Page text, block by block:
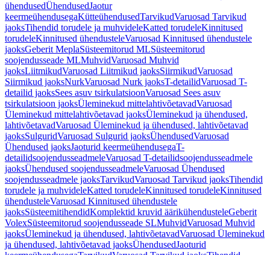
ühendusedÜhendusedJaotur
keermeühendusegaKütteühendusedTarvikudVaruosad Tarvikud
jaoksTihendid torudele ja muhvideleKatted torudeleKinnitused
torudeleKinnitused ühendusteleVaruosad Kinnitused ühendustele
jaoksGeberit MeplaSüsteemitorud MLSüsteemitorud
soojendusseade MLMuhvidVaruosad Muhvid
jaoksLiitmikudVaruosad Liitmikud jaoksSiirmikudVaruosad
Siirmikud jaoksNurkVaruosad Nurk jaoksT-detailidVaruosad T-
detailid jaoksSees asuv tsirkulatsioonVaruosad Sees asuv
tsirkulatsioon jaoksÜleminekud mittelahtivõetavadVaruosad
Üleminekud mittelahtivõetavad jaoksÜleminekud ja ühendused,
lahtivõetavadVaruosad Üleminekud ja ühendused, lahtivõetavad
jaoksSulguridVaruosad Sulgurid jaoksÜhendusedVaruosad
Ühendused jaoksJaoturid keermeühendusegaT-
detailidsoojendusseadmeleVaruosad T-detailidsoojendusseadmele
jaoksÜhendused soojendusseadmeleVaruosad Ühendused
soojendusseadmele jaoksTarvikudVaruosad Tarvikud jaoksTihendid
torudele ja muhvideleKatted torudeleKinnitused torudeleKinnitused
ühendusteleVaruosad Kinnitused ühendustele
jaoksSüsteemitihendidKomplektid kruvid äärikühendusteleGeberit
VolexSüsteemitorud soojendusseade SLMuhvidVaruosad Muhvid
jaoksÜleminekud ja ühendused, lahtivõetavadVaruosad Üleminekud
ja ühendused, lahtivõetavad jaoksÜhendusedJaoturid